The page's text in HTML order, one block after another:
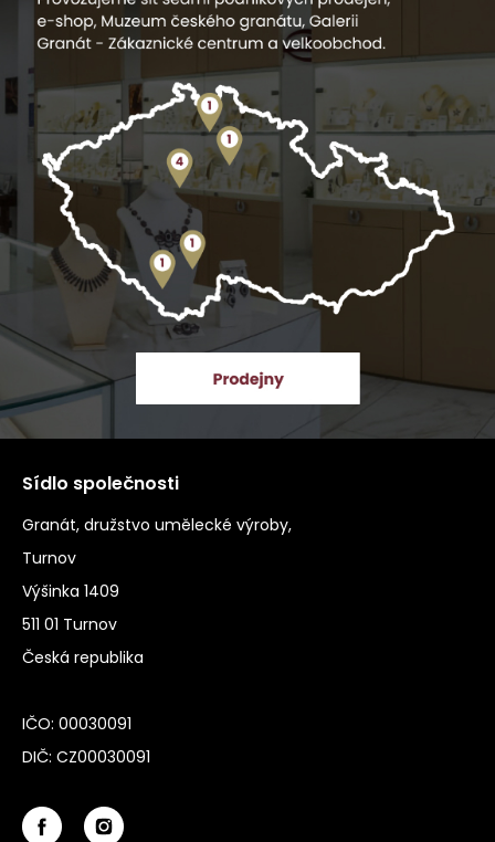
Sídlo společnosti
Granát, družstvo umělecké výroby,
Turnov
Výšinka 1409
511 01 Turnov
Česká republika
IČO: 00030091
DIČ: CZ00030091